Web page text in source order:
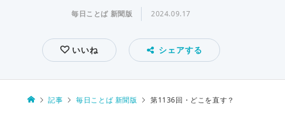
毎日ことば 新聞版 2024.09.17
いいね シェアする
記事 毎日ことば 新聞版 第1136回・どこを直す？